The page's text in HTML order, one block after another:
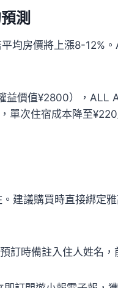
測
均房價將上漲8-12%
價值¥2800），ALL
單次住宿成本降至
建議購買時直接綁定雅
訂時備註入住人姓名，